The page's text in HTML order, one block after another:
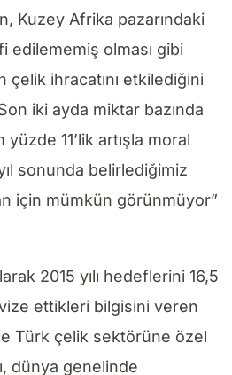
Kuzey Afrika pazarındaki
edilememiş olması gibi
ihracatını etkilediğini
iki ayda miktar bazında
yüzde 11’lik artışla moral
sonunda belirlediğimiz
için mümkün görünmüyor”
2015 yılı hedeflerini 16,5
ettikleri bilgisini veren
Türk çelik sektörüne özel
dünya genelinde